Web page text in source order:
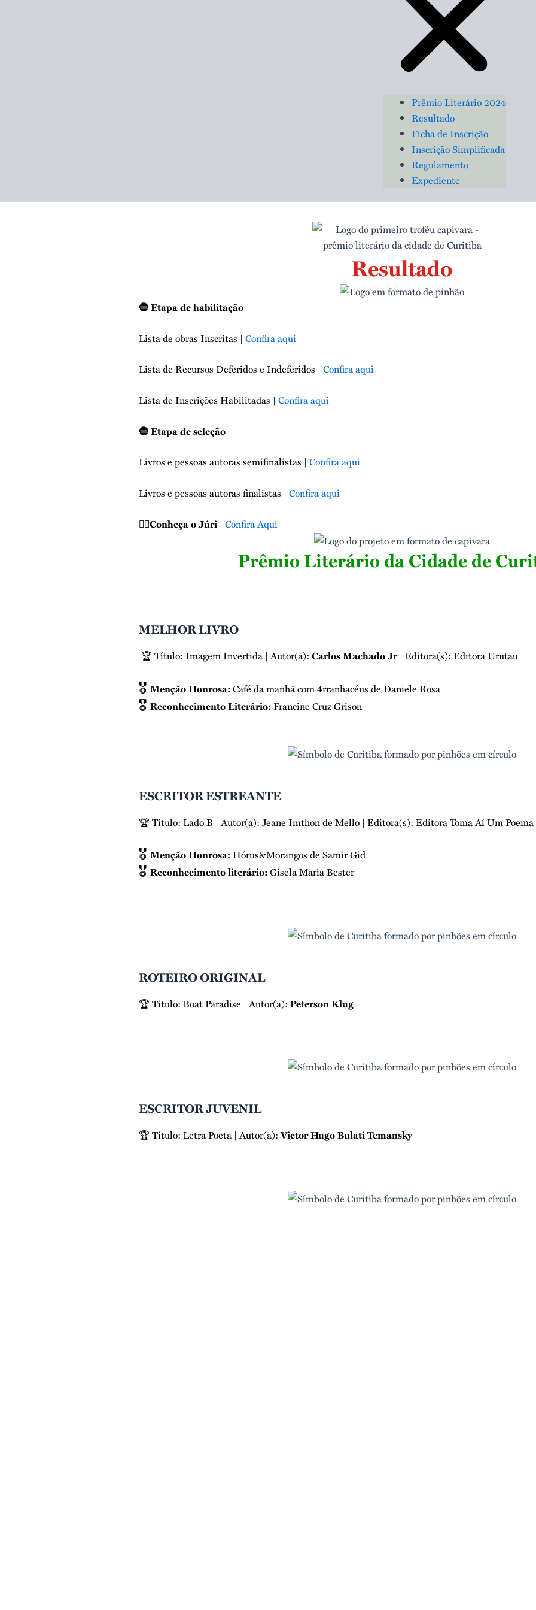
Prêmio Literário 2024
Resultado
Ficha de Inscrição
Inscrição Simplificada
Regulamento
Expediente
Resultado
🔵Etapa de habilitação
Lista de obras Inscritas | Confira aqui
Lista de Recursos Deferidos e Indeferidos | Confira aqui
Lista de Inscrições Habilitadas | Confira aqui
🔵Etapa de seleção
Livros e pessoas autoras semifinalistas | Confira aqui
Livros e pessoas autoras finalistas | Confira aqui
👩‍⚖️Conheça o Júri | Confira Aqui
Prêmio Literário da Cidade de
MELHOR LIVRO
🏆 Título: Imagem Invertida | Autor(a): Carlos Machado Jr | Editora(s): Editora Urutau
🎖️ Menção Honrosa: Café da manhã com 4rranhacéus de Daniele Rosa
🎖️ Reconhecimento Literário: Francine Cruz Grison
ESCRITOR ESTREANTE
🏆 Título: Lado B | Autor(a): Jeane Imthon de Mello | Editora(s): Editora Toma Aí Um Poema
🎖️ Menção Honrosa: Hórus&Morangos de Samir Gid
🎖️ Reconhecimento literário: Gisela Maria Bester
ROTEIRO ORIGINAL
🏆 Título: Boat Paradise | Autor(a): Peterson Klug
ESCRITOR JUVENIL
🏆 Título: Letra Poeta | Autor(a):Victor Hugo Bulati Temansky